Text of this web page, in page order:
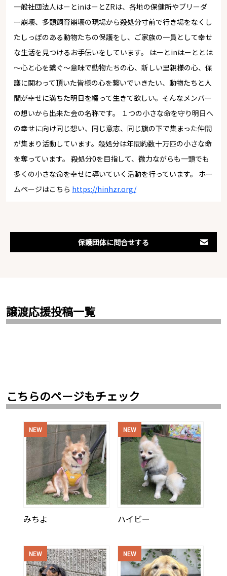
一般社団法人はーとinはーとZRは、各地の保健所やブリーダ
ー崩壊、多頭飼育崩壊の現場から殺処分寸前で行き場をなくし
たしっぽのある動物たちの保護をし、ご家族の一員として幸せ
な生活を見つけるお手伝いをしています。 はーとinはーととは
～心と心を繋ぐ～意味で動物たちの心、新しい里親様の心、保
護に関わって頂いた皆様の心を繋いでいきたい、動物たちと人
間が幸せに満ちた明日を綴って生きて欲しい。そんなメンバー
の想いから出来た会の名称です。 １つの小さな命を守り明日へ
の幸せに向け同じ想い、同じ意志、同じ旗の下で集まった仲間
が集まり活動しています。殺処分は年間約数十万匹の小さな命
を奪っています。 殺処分0を目指して、微力ながらも一頭でも
多くの小さな命を幸せに導いていく活動を行っています。 ホー
ムページはこちら https://hinhzr.org/
保護団体に問合せする
譲渡応援投稿一覧
こちらのページもチェック
NEW
みちよ
NEW
ハイビー
NEW NEW